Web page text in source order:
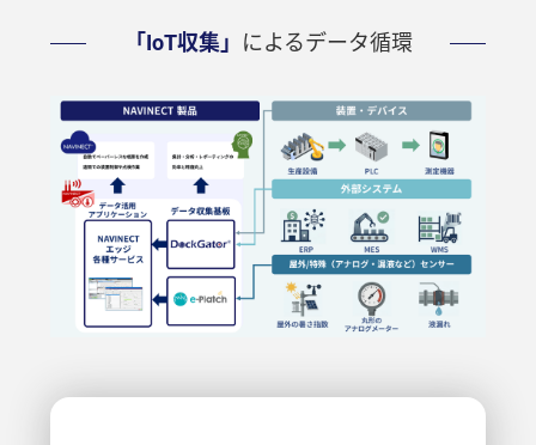
「IoT収集」 によるデータ循環